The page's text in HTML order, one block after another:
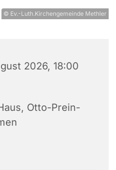
© Ev.-Luth.Kirchengemeinde Methler
2026, 18:00
Otto-Prein-